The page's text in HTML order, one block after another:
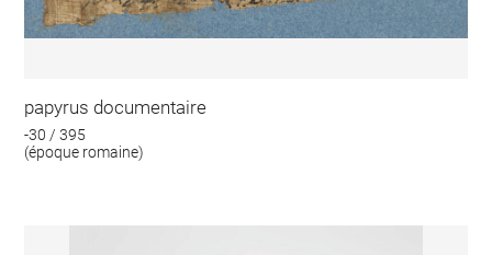
papyrus documentaire
-30 / 395
(époque romaine)